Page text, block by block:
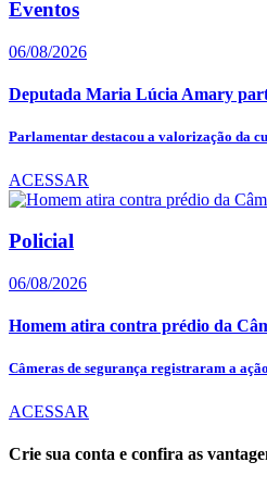
Eventos
06/08/2026
Deputada Maria Lúcia Amary
Parlamentar destacou a valorização da
ACESSAR
Policial
06/08/2026
Homem atira contra prédio da
Câmeras de segurança registraram a
ACESSAR
Crie sua conta e confira as